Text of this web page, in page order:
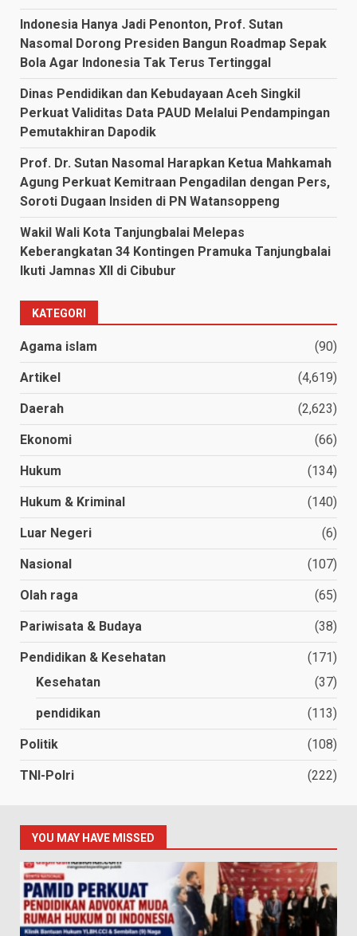
Indonesia Hanya Jadi Penonton, Prof. Sutan
Nasomal Dorong Presiden Bangun Roadmap Sepak
Bola Agar Indonesia Tak Terus Tertinggal
Dinas Pendidikan dan Kebudayaan Aceh Singkil
Perkuat Validitas Data PAUD Melalui Pendampingan
Pemutakhiran Dapodik
Prof. Dr. Sutan Nasomal Harapkan Ketua Mahkamah
Agung Perkuat Kemitraan Pengadilan dengan Pers,
Soroti Dugaan Insiden di PN Watansoppeng
Wakil Wali Kota Tanjungbalai Melepas
Keberangkatan 34 Kontingen Pramuka Tanjungbalai
Ikuti Jamnas XII di Cibubur
KATEGORI
Agama islam (90)
Artikel (4,619)
Daerah (2,623)
Ekonomi (66)
Hukum (134)
Hukum & Kriminal (140)
Luar Negeri (6)
Nasional (107)
Olah raga (65)
Pariwisata & Budaya (38)
Pendidikan & Kesehatan
(171)
Kesehatan
(37)
pendidikan (113)
Politik (108)
TNI-Polri (222)
YOU MAY HAVE MISSED